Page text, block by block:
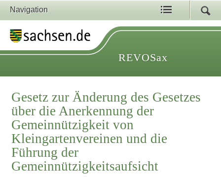
Navigation
REVOSax
Gesetz zur Änderung des Gesetzes
über die Anerkennung der
Gemeinnützigkeit von
Kleingartenvereinen und die
Führung der
Gemeinnützigkeitsaufsicht